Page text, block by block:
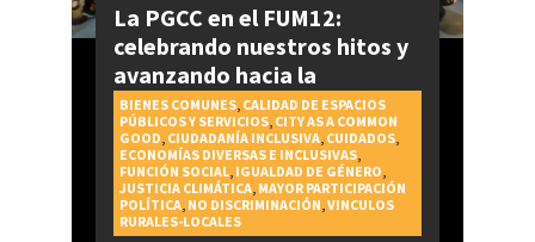
La PGCC en el FUM12:
celebrando nuestros hitos y
avanzando hacia la
realización del Derecho a la
Ciudad
BIENES COMUNES, CALIDAD DE ESPACIOS
PÚBLICOS Y SERVICIOS, CITY AS A COMMON
GOOD CIUDADANÍA INCLUSIVA, CUIDADOS,
ECONOMÍAS DIVERSAS E INCLUSIVAS,
FUNCIÓN SOCIAL, IGUALDAD DE GÉNERO
JUSTICIA CLIMÁTICA, MAYOR PARTICIPACIÓN
POLÍTICA, NO DISCRIMINACIÓN VINCULOS
RURALES-LOCALES